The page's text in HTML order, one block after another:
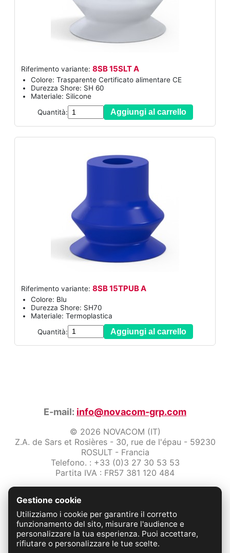
Riferimento variante: 8SB 15SLT A
Colore: Trasparente Certificato alimentare CE
Durezza Shore: SH 60
Materiale: Silicone
Quantità:
Aggiungi al carrello
Riferimento variante: 8SB 15TPUB A
Colore: Blu
Durezza Shore: SH70
Materiale: Termoplastica
Quantità:
Aggiungi al carrello
E-mail: info@novacom-grp.com
© 2026 NOVACOM (IT)
Z.A. de Sars et Rosières - 30, rue de l'épau - 59230
ROSULT - Francia
Telefono. : +33 (0)3 27 30 53 53
Partita IVA : FR57 381 120 484
Protezione dei dati
Condizioni Generali di Vendita
Contattaci
FABRICATION FRANÇAISE
Gestione cookie
Utilizziamo i cookie per garantire il corretto
funzionamento del sito, misurare l'audience e
personalizzare la tua esperienza. Puoi accettare,
rifiutare o personalizzare le tue scelte.